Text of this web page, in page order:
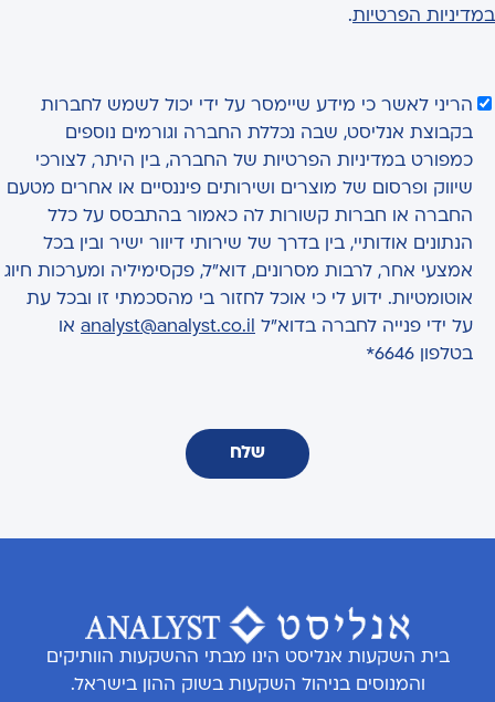
במדיניות הפרטיות.
הריני לאשר כי מידע שיימסר על ידי יכול לשמש לחברות
בקבוצת אנליסט, שבה נכללת החברה וגורמים נוספים
כמפורט במדיניות הפרטיות של החברה, בין היתר, לצורכי
שיווק ופרסום של מוצרים ושירותים פיננסיים או אחרים מטעם
החברה או חברות קשורות לה כאמור בהתבסס על כלל
הנתונים אודותיי, בין בדרך של שירותי דיוור ישיר ובין בכל
אמצעי אחר, לרבות מסרונים, דוא"ל, פקסימיליה ומערכות חיוג
אוטומטיות. ידוע לי כי אוכל לחזור בי מהסכמתי זו ובכל עת
על ידי פנייה לחברה בדוא"ל
analyst@analyst.co.il או
בטלפון 6646*
שלח
בית השקעות אנליסט הינו מבתי ההשקעות הוותיקים
והמנוסים בניהול השקעות בשוק ההון בישראל.